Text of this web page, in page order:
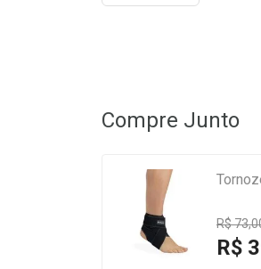
Compre Junto
R$
R$